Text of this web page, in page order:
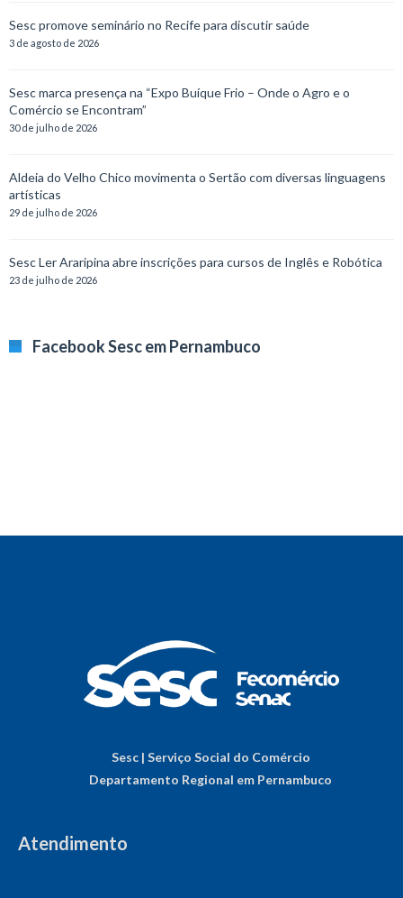
Sesc promove seminário no Recife para discutir saúde
3 de agosto de 2026
Sesc marca presença na “Expo Buíque Frio – Onde o Agro e o
Comércio se Encontram”
30 de julho de 2026
Aldeia do Velho Chico movimenta o Sertão com diversas linguagens
artísticas
29 de julho de 2026
Sesc Ler Araripina abre inscrições para cursos de Inglês e Robótica
23 de julho de 2026
Facebook Sesc em Pernambuco
Sesc | Serviço Social do Comércio
Departamento Regional em Pernambuco
Atendimento